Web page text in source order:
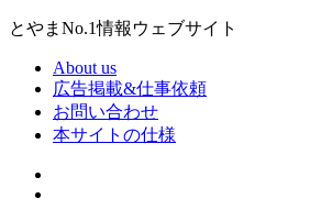
とやまNo.1情報ウェブサイト
About us
広告掲載&仕事依頼
お問い合わせ
本サイトの仕様